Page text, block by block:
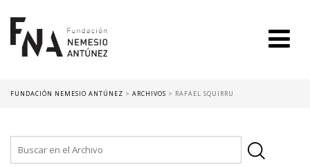
FUNDACIÓN NEMESIO ANTÚNEZ > ARCHIVOS > RAFAEL SQUIRRU